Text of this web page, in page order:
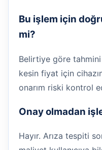
Bu işlem için
mi?
Belirtiye göre
kesin fiyat için
onarım riski kontrol
Onay olmadan
Hayır. Arıza tespiti